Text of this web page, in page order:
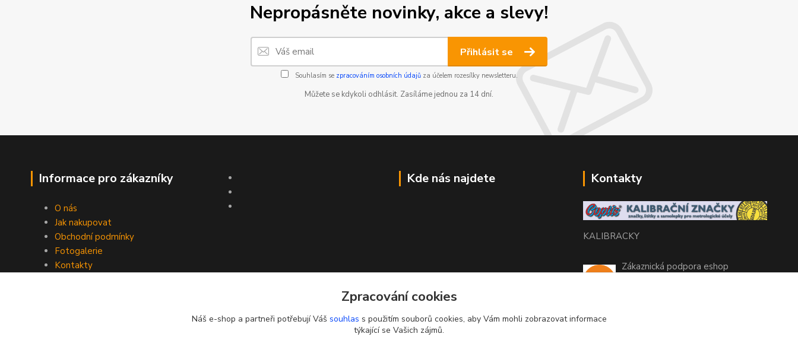
Nepropásněte novinky, akce a slevy!
Přihlásit se
Souhlasím se zpracováním osobních údajůza účelem rozesílky newsletteru.
Můžete se kdykoli odhlásit. Zasíláme jednou za 14 dní.
Informace pro zákazníky
O nás
Jak nakupovat
Obchodní podmínky
Fotogalerie
Kontakty
Kde nás najdete Kontakty
KALIBRACKY
Zákaznická podpora eshop
coptis@coptis.cz
Zpracování cookies
Náš e-shop a partneři potřebují Váš souhlas s použitím souborů cookies, aby Vám mohli zobrazovat informace
týkající se Vašich zájmů.